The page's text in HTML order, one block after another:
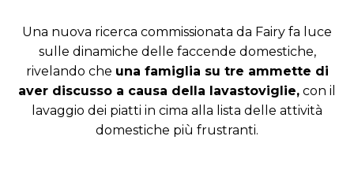
Una nuova ricerca commissionata da Fairy fa luce
sulle dinamiche delle faccende domestiche,
rivelando che una famiglia su tre ammette di
aver discusso a causa della lavastoviglie, con il
lavaggio dei piatti in cima alla lista delle attività
domestiche più frustranti.